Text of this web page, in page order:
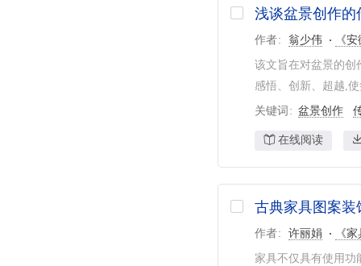
浅谈盆景创作的
作者 翁少伟 《
该文旨在对盆景的创
感悟、创新、超越,
关键词 盆景创作
在线阅读
古典家具图案
作者 许丽娟 《
家具不仅具有使用功